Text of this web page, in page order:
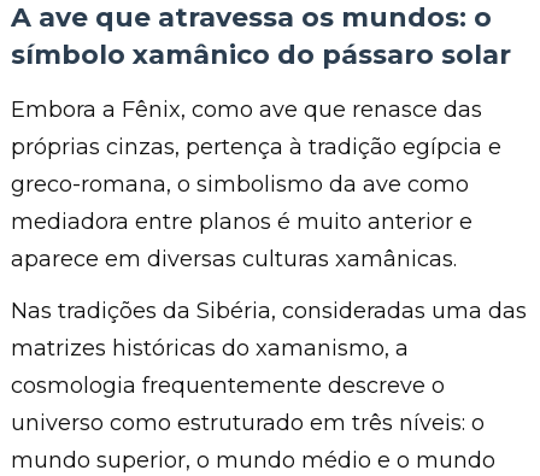
A ave que atravessa os mundos: o
símbolo xamânico do pássaro solar
Embora a Fênix, como ave que renasce das
próprias cinzas, pertença à tradição egípcia e
greco-romana, o simbolismo da ave como
mediadora entre planos é muito anterior e
aparece em diversas culturas xamânicas.
Nas tradições da Sibéria, consideradas uma das
matrizes históricas do xamanismo, a
cosmologia frequentemente descreve o
universo como estruturado em três níveis: o
mundo superior, o mundo médio e o mundo